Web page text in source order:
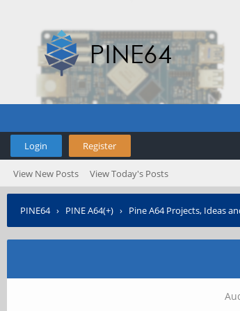
Login Register
View New Posts View Today's Posts
PINE64› PINE A64(+) › Pine A64 Projects, Ideas